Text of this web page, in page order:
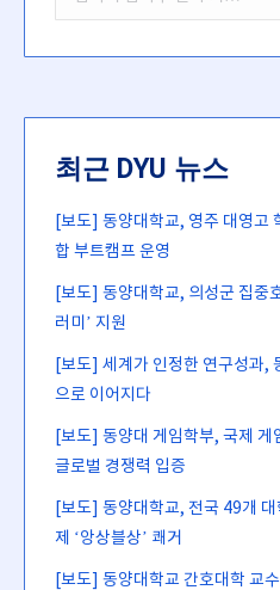
최근 DYU 뉴스
[보도] 동양대학교, 영주 대영고
합 부트캠프 운영
[보도] 동양대학교, 의성군 집중
러미’ 지원
[보도] 세계가 인정한 연구성과,
으로 이어지다
[보도] 동양대 게임학부, 국제
글로벌 경쟁력 입증
[보도] 동양대학교, 전국 49개
제 ‘앙상블상’ 쾌거
[보도] 동양대학교 간호대학 교